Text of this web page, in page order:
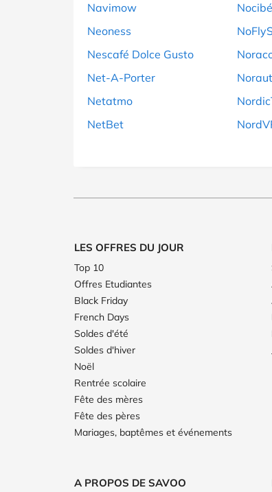
Navimow
Neoness
Nescafé Dolce Gusto
Net-A-Porter
Netatmo
NetBet
Nocibé
LES OFFRES DU JOUR
Top 10
Offres Etudiantes
Black Friday
French Days
Soldes d'été
Soldes d'hiver
Noël
Rentrée scolaire
Fête des mères
Fête des pères
Mariages, baptêmes et événements
A PROPOS DE SAVOO